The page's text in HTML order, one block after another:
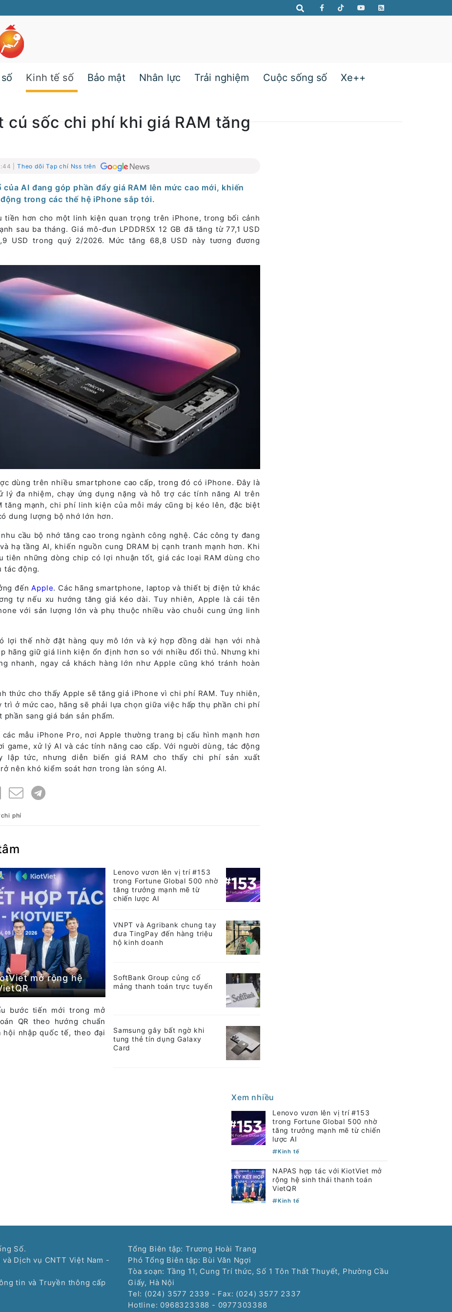
Kinh tế số Bảo mật Nhân lực Trải nghiệm Cuộc sống số Xe++
cú sốc chi phí khi giá RAM tăng
| Theo dõi Tạp chí Nss trên
của AI đang góp phần đẩy giá RAM lên mức cao mới, khiến
trong các thế hệ iPhone sắp tới.
tiền hơn cho một linh kiện quan trọng trên iPhone, trong bối cảnh
sau ba tháng. Giá mô-đun LPDDR5X 12 GB đã tăng từ 77,1 USD
USD trong quý 2/2026. Mức tăng 68,8 USD này tương đương
dùng trên nhiều smartphone cao cấp, trong đó có iPhone. Đây là
lý đa nhiệm, chạy ứng dụng nặng và hỗ trợ các tính năng AI trên
tăng mạnh, chi phí linh kiện của mỗi máy cũng bị kéo lên, đặc biệt
dung lượng bộ nhớ lớn hơn.
cầu bộ nhớ tăng cao trong ngành công nghệ. Các công ty đang
hạ tầng AI, khiến nguồn cung DRAM bị cạnh tranh mạnh hơn. Khi
tiên những dòng chip có lợi nhuận tốt, giá các loại RAM dùng cho
tác động.
đếnApple. Các hãng smartphone, laptop và thiết bị điện tử khác
tự nếu xu hướng tăng giá kéo dài. Tuy nhiên, Apple là cái tên
với sản lượng lớn và phụ thuộc nhiều vào chuỗi cung ứng linh
lợi thế nhờ đặt hàng quy mô lớn và ký hợp đồng dài hạn với nhà
hãng giữ giá linh kiện ổn định hơn so với nhiều đối thủ. Nhưng khi
nhanh, ngay cả khách hàng lớn như Apple cũng khó tránh hoàn
thức cho thấy Apple sẽ tăng giá iPhone vì chi phí RAM. Tuy nhiên,
ở mức cao, hãng sẽ phải lựa chọn giữa việc hấp thụ phần chi phí
sang giá bán sản phẩm.
mẫu iPhone Pro, nơi Apple thường trang bị cấu hình mạnh hơn
game, xử lý AI và các tính năng cao cấp. Với người dùng, tác động
lập tức, nhưng diễn biến giá RAM cho thấy chi phí sản xuất
nên khó kiểm soát hơn trong làn sóng AI.
chi phí
mở rộng hệ
bước tiến mới trong mở
QR theo hướng chuẩn
hội nhập quốc tế, theo đại
Lenovo vươn lên vị trí #153
trong Fortune Global 500 nhờ
tăng trưởng mạnh mẽ từ
chiến lược AI
VNPT và Agribank chung tay
đưa TingPay đến hàng triệu
hộ kinh doanh
SoftBank Group củng cố
mảng thanh toán trực tuyến
Samsung gây bất ngờ khi
tung thẻ tín dụng Galaxy
Card
Xem nhiều
Lenovo vươn lên vị trí #153
trong Fortune Global 500 nhờ
tăng trưởng mạnh mẽ từ chiến
lược AI
Kinh tế
NAPAS hợp tác với KiotViet mở
rộng hệ sinh thái thanh toán
VietQR
Kinh tế
Số.
Dịch vụ CNTT Việt Nam -
tin và Truyền thông cấp
Tổng Biên tập: Trương Hoài Trang
Phó Tổng Biên tập: Bùi Văn Ngợi
Tòa soạn: Tầng 11, Cung Trí thức, Số 1 Tôn Thất Thuyết, Phường Cầu
Giấy, Hà Nội
Tel: (024) 3577 2339 - Fax: (024) 3577 2337
Hotline: 0968323388 - 0977303388